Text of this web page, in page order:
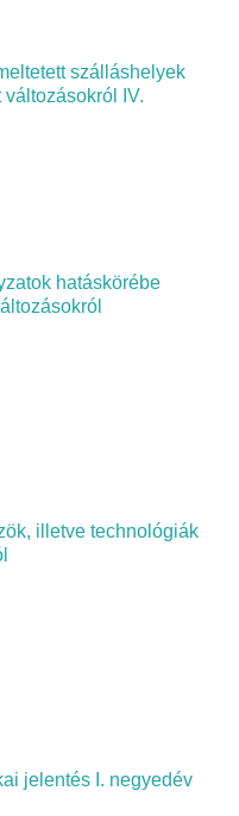
2026. április 12-i
szálláshelyek
IV.
hatáskörébe
illetve technológiák
jelentés I. negyedév